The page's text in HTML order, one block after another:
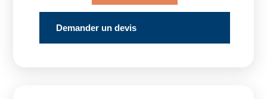
Demander un devis